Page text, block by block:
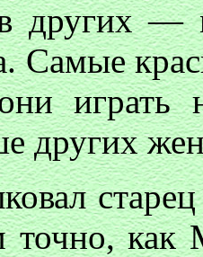
других —
Самые
играть
других
точно, как